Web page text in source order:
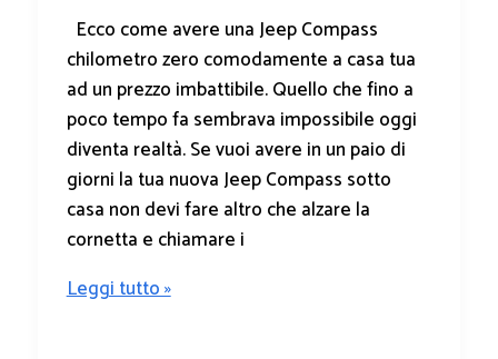
Ecco come avere una Jeep Compass
chilometro zero comodamente a casa tua
ad un prezzo imbattibile. Quello che fino a
poco tempo fa sembrava impossibile oggi
diventa realtà. Se vuoi avere in un paio di
giorni la tua nuova Jeep Compass sotto
casa non devi fare altro che alzare la
cornetta e chiamare i
Leggi tutto »